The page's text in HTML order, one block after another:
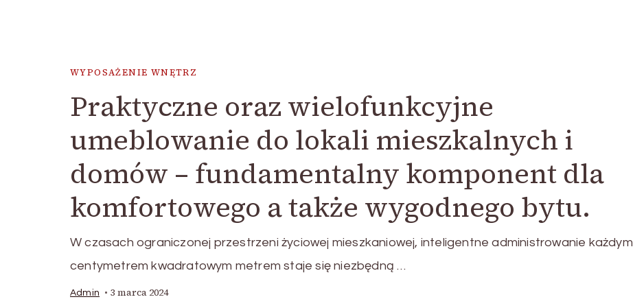
WYPOSAŻENIE WNĘTRZ
Praktyczne oraz wielofunkcyjne
umeblowanie do lokali mieszkalnych i
domów – fundamentalny komponent dla
komfortowego a także wygodnego bytu.
W czasach ograniczonej przestrzeni życiowej mieszkaniowej, inteligentne administrowanie każdym
centymetrem kwadratowym metrem staje się niezbędną …
Admin 3 marca 2024